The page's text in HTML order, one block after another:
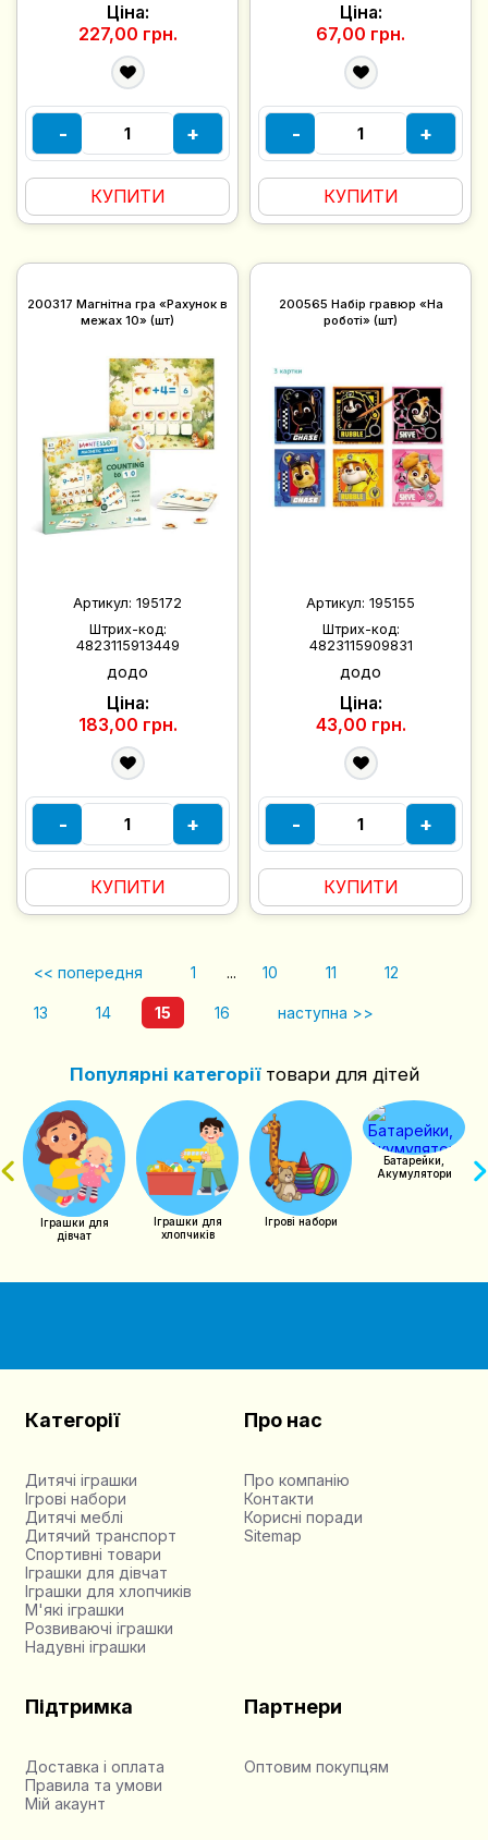
Ціна:
227,00 грн.
- +
КУПИТИ
Ціна:
67,00 грн.
- +
КУПИТИ
200317 Магнітна гра «Рахунок в
межах 10» (шт)
Артикул: 195172
Штрих-код:
4823115913449
додо
Ціна:
183,00 грн.
- +
КУПИТИ
200565 Набір гравюр «На
роботі» (шт)
Артикул: 195155
Штрих-код:
4823115909831
додо
Ціна:
43,00 грн.
- +
КУПИТИ
<< попередня 1 ... 10 11 12
13 14 15 16 наступна >>
Популярні категоріїтовари для дітей
Іграшки для
дівчат
Іграшки для
хлопчиків
Ігрові набори
Батарейки,
Акумулятори
Категорії
Дитячі іграшки
Ігрові набори
Дитячі меблі
Дитячий транспорт
Спортивні товари
Іграшки для дівчат
Іграшки для хлопчиків
М'які іграшки
Розвиваючі іграшки
Надувні іграшки
Про нас
Про компанію
Контакти
Корисні поради
Sitemap
Підтримка
Доставка і оплата
Правила та умови
Мій акаунт
Партнери
Оптовим покупцям